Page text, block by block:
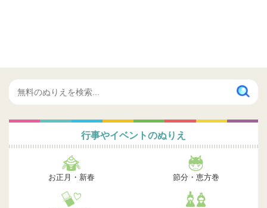
行事やイベントのぬりえ
お正月・新春 節分・恵方巻